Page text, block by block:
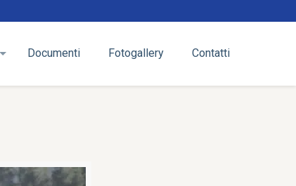
Documenti Fotogallery Contatti